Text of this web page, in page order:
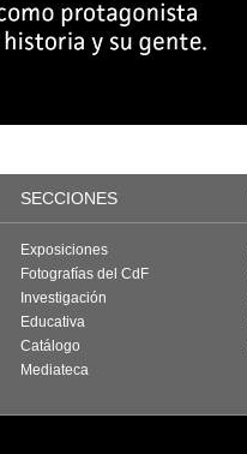
SECCIONES
Exposiciones
Fotografías del CdF
Investigación
Educativa
Catálogo
Mediateca